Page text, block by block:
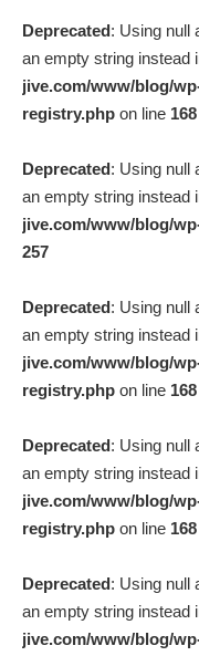
Deprecated: Using null
an empty string instead
jive.com/www/blog/
registry.php on line 168
Deprecated: Using null
an empty string instead
jive.com/www/blog/
257
Deprecated: Using null
an empty string instead
jive.com/www/blog/
registry.php on line 168
Deprecated: Using null
an empty string instead
jive.com/www/blog/
registry.php on line 168
Deprecated: Using null
an empty string instead
jive.com/www/blog/